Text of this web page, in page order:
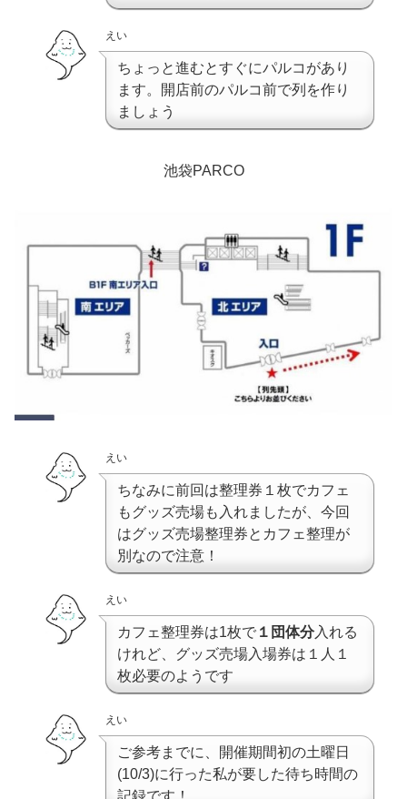
えい
ちょっと進むとすぐにパルコがあり
ます。開店前のパルコ前で列を作り
ましょう
池袋PARCO
えい
ちなみに前回は整理券１枚でカフェ
もグッズ売場も入れましたが、今回
はグッズ売場整理券とカフェ整理が
別なので注意！
えい
カフェ整理券は1枚で １団体分入れる
けれど、グッズ売場入場券は１人１
枚必要のようです
えい
ご参考までに、開催期間初の土曜日
(10/3)に行った私が要した待ち時間の
記録です！